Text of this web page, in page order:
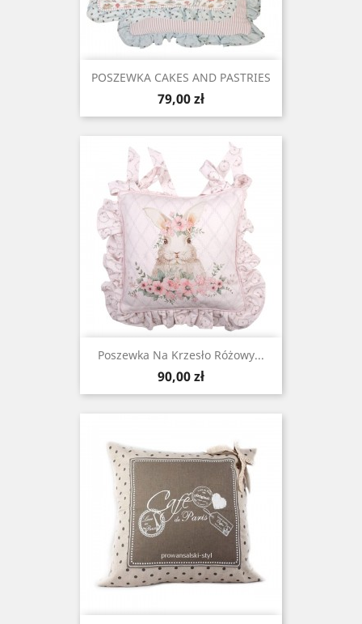
POSZEWKA CAKES AND PASTRIES
Cena
79,00 zł
Poszewka Na Krzesło Różowy...
Cena
90,00 zł